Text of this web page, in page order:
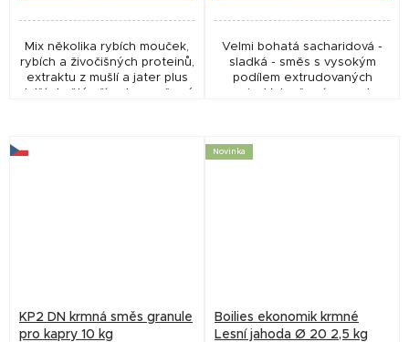
Mix několika rybích mouček,
rybích a živočišných proteinů,
extraktu z mušlí a jater plus
Velmi bohatá sacharidová -
sladká - směs s vysokým
podílem extrudovaných
KP2 DN krmná směs granule
pro kapry 10 kg
Novinka
Boilies ekonomik krmné
Lesní jahoda Ø 20 2,5 kg